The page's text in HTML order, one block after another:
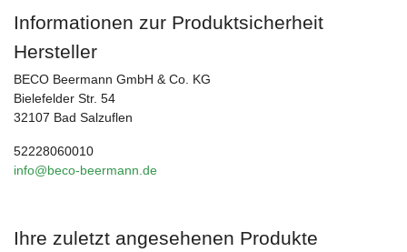
Informationen zur Produktsicherheit
Hersteller
BECO Beermann GmbH & Co. KG
Bielefelder Str. 54
32107 Bad Salzuflen
52228060010
info@beco-beermann.de
Ihre zuletzt angesehenen Produkte